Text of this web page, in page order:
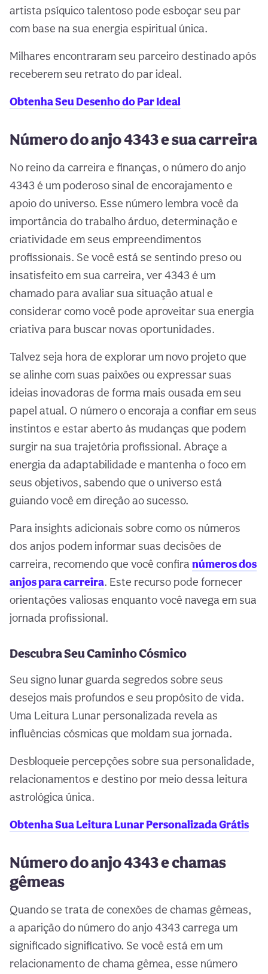
artista psíquico talentoso pode esboçar seu par
com base na sua energia espiritual única.
Milhares encontraram seu parceiro destinado após
receberem seu retrato do par ideal.
Obtenha Seu Desenho do Par Ideal
Número do anjo 4343 e sua carreira
No reino da carreira e finanças, o número do anjo
4343 é um poderoso sinal de encorajamento e
apoio do universo. Esse número lembra você da
importância do trabalho árduo, determinação e
criatividade em seus empreendimentos
profissionais. Se você está se sentindo preso ou
insatisfeito em sua carreira, ver 4343 é um
chamado para avaliar sua situação atual e
considerar como você pode aproveitar sua energia
criativa para buscar novas oportunidades.
Talvez seja hora de explorar um novo projeto que
se alinhe com suas paixões ou expressar suas
ideias inovadoras de forma mais ousada em seu
papel atual. O número o encoraja a confiar em seus
instintos e estar aberto às mudanças que podem
surgir na sua trajetória profissional. Abraçe a
energia da adaptabilidade e mantenha o foco em
seus objetivos, sabendo que o universo está
guiando você em direção ao sucesso.
Para insights adicionais sobre como os números
dos anjos podem informar suas decisões de
carreira, recomendo que você confira números dos
anjos para carreira. Este recurso pode fornecer
orientações valiosas enquanto você navega em sua
jornada profissional.
Descubra Seu Caminho Cósmico
Seu signo lunar guarda segredos sobre seus
desejos mais profundos e seu propósito de vida.
Uma Leitura Lunar personalizada revela as
influências cósmicas que moldam sua jornada.
Desbloqueie percepções sobre sua personalidade,
relacionamentos e destino por meio dessa leitura
astrológica única.
Obtenha Sua Leitura Lunar Personalizada Grátis
Número do anjo 4343 e chamas
gêmeas
Quando se trata de conexões de chamas gêmeas,
a aparição do número do anjo 4343 carrega um
significado significativo. Se você está em um
relacionamento de chama gêmea, esse número